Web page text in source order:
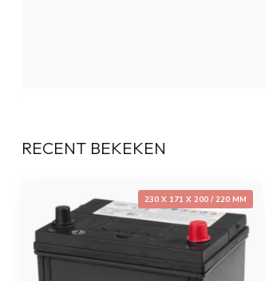
Alice
Geplaatst op 17 Maart 2024 at 10:56
Snelle levering,
RECENT BEKEKEN
230 X 171 X 200 / 220 MM